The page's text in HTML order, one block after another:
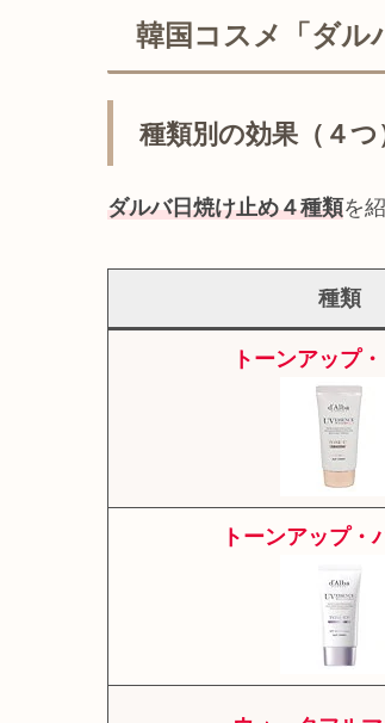
韓国コスメ「ダル
種類別の効果（４つ
ダルバ日焼け止め４種類を
種類
トーンアップ
トーンアップ・